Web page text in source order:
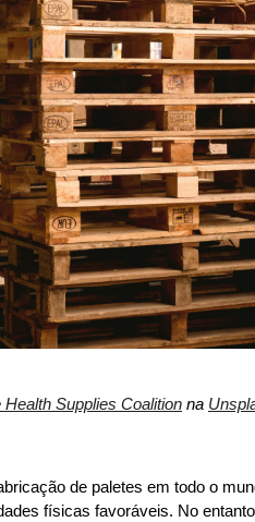
Supplies Coalition na
de paletes em todo o
físicas favoráveis. No